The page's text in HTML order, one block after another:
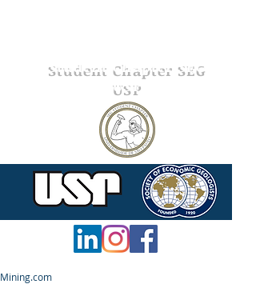
Student Chapter SEG
USP
Mining.com